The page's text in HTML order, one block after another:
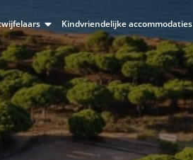
Kindvriendelijke accommodaties